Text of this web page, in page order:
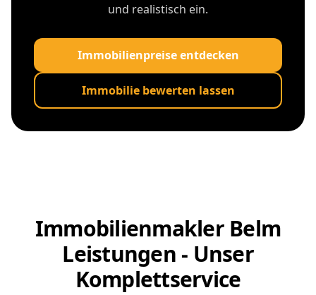
und realistisch ein.
Immobilienpreise entdecken
Immobilie bewerten lassen
Immobilienmakler Belm
Leistungen - Unser
Komplettservice